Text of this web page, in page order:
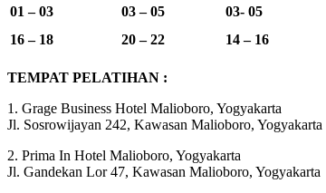
01 – 03
03 – 05 03- 05
16 – 18
20 – 22 14 – 16
TEMPAT PELATIHAN :
1. Grage Business Hotel Malioboro, Yogyakarta
Jl. Sosrowijayan 242, Kawasan Malioboro, Yogyakarta
2. Prima In Hotel Malioboro, Yogyakarta
Jl. Gandekan Lor 47, Kawasan Malioboro, Yogyakarta